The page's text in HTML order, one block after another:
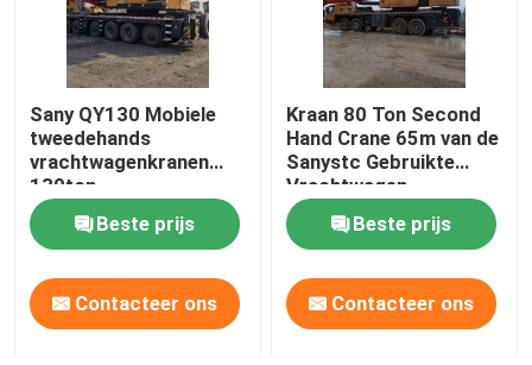
Sany QY130 Mobiele
tweedehands
vrachtwagenkranen
130ton
Beste prijs
Contacteer ons
Kraan 80 Ton Second
Hand Crane 65m van de
Sanystc Gebruikte
Vrachtwagen
Beste prijs
Contacteer ons